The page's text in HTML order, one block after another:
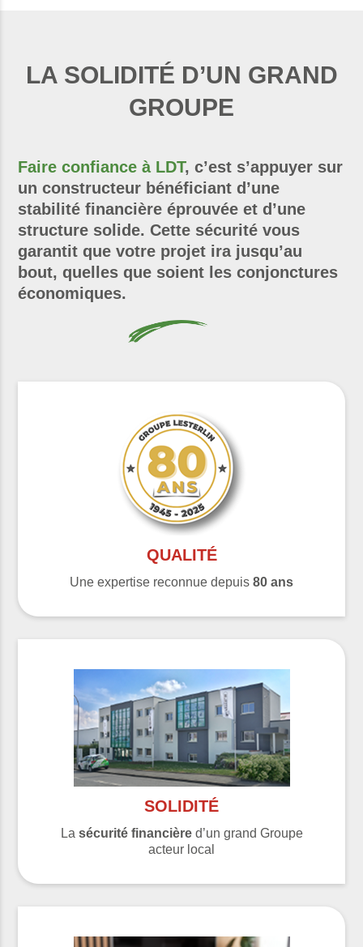
LA SOLIDITÉ D’UN GRAND
GROUPE
Faire confiance à LDT, c’est s’appuyer sur
un constructeur bénéficiant d’une
stabilité financière éprouvée et d’une
structure solide. Cette sécurité vous
garantit que votre projet ira jusqu’au
bout, quelles que soient les conjonctures
économiques.
QUALITÉ
Une expertise reconnue depuis 80 ans
SOLIDITÉ
La sécurité financièred’un grand Groupe
acteur local